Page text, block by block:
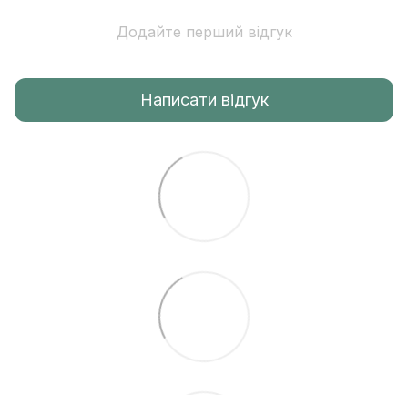
Додайте перший відгук
Написати відгук